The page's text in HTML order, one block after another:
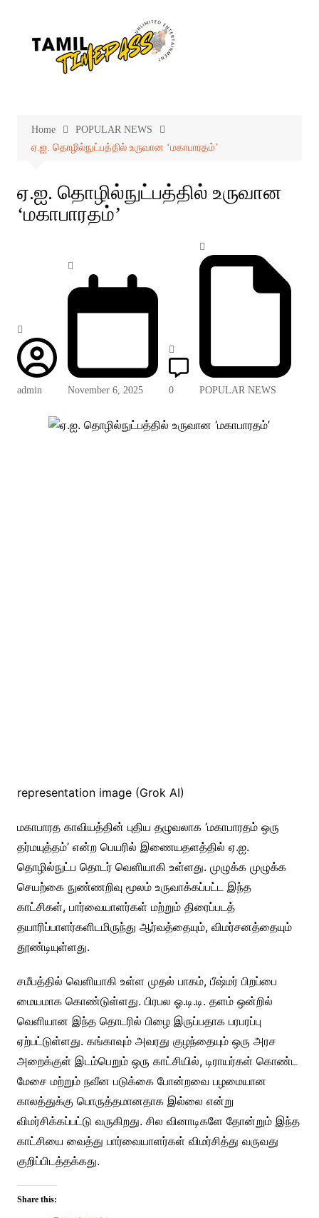
Home
POPULAR NEWS
ஏ.ஐ. தொழில்நுட்பத்தில் உருவான ‘மகாபாரதம்’
ஏ.ஐ. தொழில்நுட்பத்தில் உருவான
‘மகாபாரதம்’
admin November 6, 2025 0 POPULAR NEWS
representation image (Grok AI)
மகாபாரத காவியத்தின் புதிய தழுவலாக ‘மகாபாரதம் ஒரு
தர்மயுத்தம்’ என்ற பெயரில் இணையதளத்தில் ஏ.ஐ.
தொழில்நுட்ப தொடர் வெளியாகி உள்ளது. முழுக்க முழுக்க
செயற்கை நுண்ணறிவு மூலம் உருவாக்கப்பட்ட இந்த
காட்சிகள், பார்வையாளர்கள் மற்றும் திரைப்படத்
தயாரிப்பாளர்களிடமிருந்து ஆர்வத்தையும், விமர்சனத்தையும்
தூண்டியுள்ளது.
சமீபத்தில் வெளியாகி உள்ள முதல் பாகம், பீஷ்மர் பிறப்பை
மையமாக கொண்டுள்ளது. பிரபல ஓ.டி.டி. தளம் ஒன்றில்
வெளியான இந்த தொடரில் பிழை இருப்பதாக பரபரப்பு
ஏற்பட்டுள்ளது. கங்காவும் அவரது குழந்தையும் ஒரு அரச
அறைக்குள் இடம்பெறும் ஒரு காட்சியில், டிராயர்கள் கொண்ட
மேசை மற்றும் நவீன படுக்கை போன்றவை பழமையான
காலத்துக்கு பொருத்தமானதாக இல்லை என்று
விமர்சிக்கப்பட்டு வருகிறது. சில வினாடிகளே தோன்றும் இந்த
காட்சியை வைத்து பார்வையாளர்கள் விமர்சித்து வருவது
குறிப்பிடத்தக்கது.
Share this: